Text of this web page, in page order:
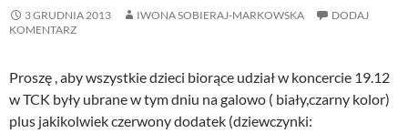
3 GRUDNIA 2013 IWONA SOBIERAJ-MARKOWSKA
DODAJ
KOMENTARZ
Proszę , aby wszystkie dzieci biorące udział w koncercie 19.12
w TCK były ubrane w tym dniu na galowo ( biały,czarny kolor)
plus jakikolwiek czerwony dodatek (dziewczynki: